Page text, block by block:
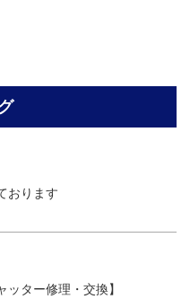
おります
ッター修理・交換】